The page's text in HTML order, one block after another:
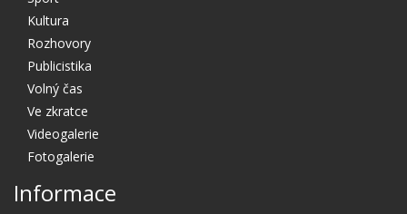
Kultura
Rozhovory
Publicistika
Volný čas
Ve zkratce
Videogalerie
Fotogalerie
Informace